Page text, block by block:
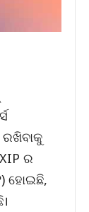
ର
ହୋଇଛି,